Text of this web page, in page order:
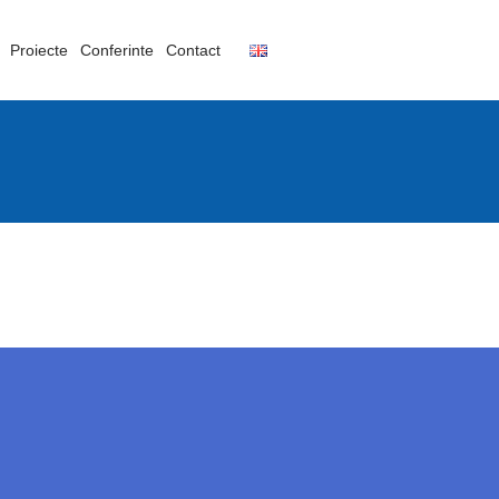
Proiecte Conferinte Contact